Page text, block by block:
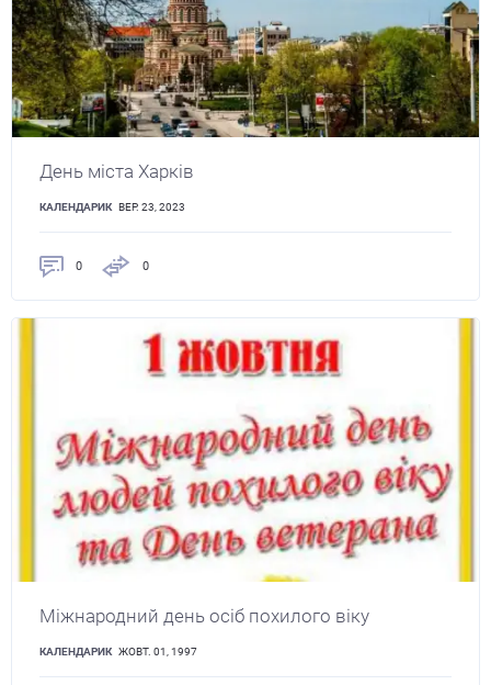
День міста Харків
КАЛЕНДАРИК ВЕР. 23, 2023
0 0
Міжнародний день осіб похилого віку
КАЛЕНДАРИК ЖОВТ. 01, 1997